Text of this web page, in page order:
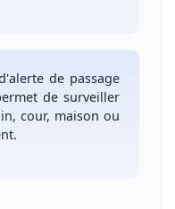
alerte de passage
desurveiller
cour, maison ou
.